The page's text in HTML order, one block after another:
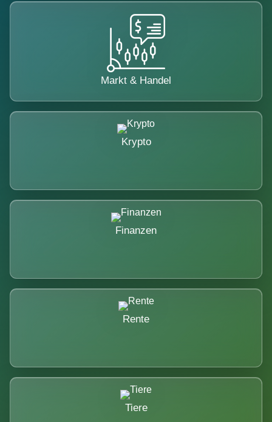
Markt & Handel
Krypto
Finanzen
Rente
Tiere